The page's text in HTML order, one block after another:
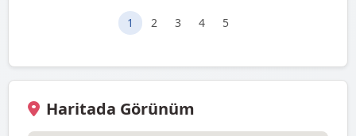
1 2 3 4 5
Haritada Görünüm